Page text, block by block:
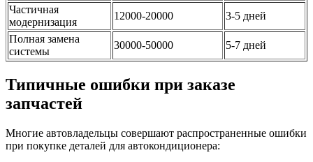
Частичная
модернизация
12000-20000
3-5 дней
Полная замена
системы
30000-50000 5-7 дней
Типичные ошибки при заказе
запчастей
Многие автовладельцы совершают распространенные ошибки
при покупке деталей для автокондиционера: